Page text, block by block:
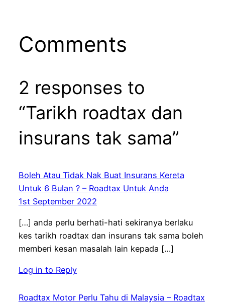
Comments
2 responses to
“Tarikh roadtax dan
insurans tak sama”
Boleh Atau Tidak Nak Buat Insurans Kereta
Untuk 6 Bulan ? – Roadtax Untuk Anda
1st September 2022
[…] anda perlu berhati-hati sekiranya berlaku
kes tarikh roadtax dan insurans tak sama boleh
memberi kesan masalah lain kepada […]
Log in to Reply
Roadtax Motor Perlu Tahu di Malaysia – Roadtax